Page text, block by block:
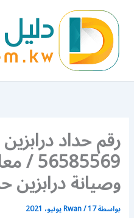
المحتوى
رقم حداد
وصيانة درابزين
بواسطة Rwan/17 يونيو، 2021